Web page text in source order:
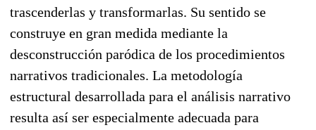
trascenderlas y transformarlas. Su sentido se
construye en gran medida mediante la
desconstrucción paródica de los procedimientos
narrativos tradicionales. La metodología
estructural desarrollada para el análisis narrativo
resulta así ser especialmente adecuada para